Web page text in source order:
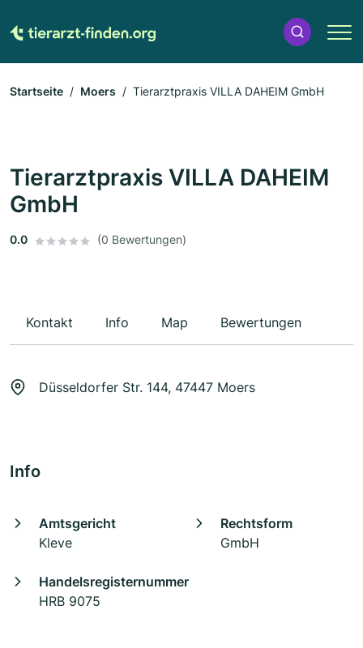
Startseite Moers Tierarztpraxis VILLA DAHEIM GmbH
Tierarztpraxis VILLA DAHEIM
GmbH
0.0 (0 Bewertungen)
Kontakt Info Map Bewertungen
Düsseldorfer Str. 144, 47447 Moers
Info
Amtsgericht
Kleve
Rechtsform
GmbH
Handelsregisternummer
HRB 9075